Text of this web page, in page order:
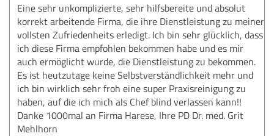
Eine sehr unkomplizierte, sehr hilfsbereite und absolut
korrekt arbeitende Firma, die ihre Dienstleistung zu meiner
vollsten Zufriedenheits erledigt. Ich bin sehr glücklich, dass
ich diese Firma empfohlen bekommen habe und es mir
auch ermöglicht wurde, die Dienstleistung zu bekommen.
Es ist heutzutage keine Selbstverständlichkeit mehr und
ich bin wirklich sehr froh eine super Praxisreinigung zu
haben, auf die ich mich als Chef blind verlassen kann!!
Danke 1000mal an Firma Harese, Ihre PD Dr. med. Grit
Mehlhorn